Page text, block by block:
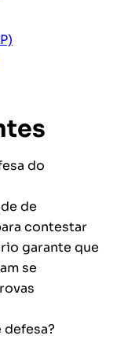
do
de
contestar
garante que
se